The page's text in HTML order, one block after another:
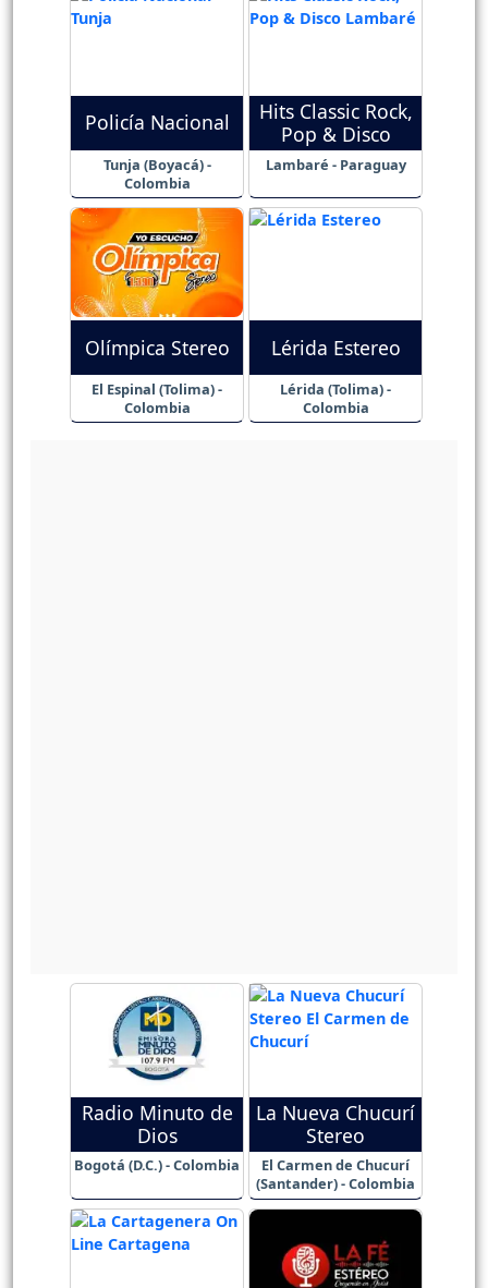
Policía Nacional
Tunja (Boyacá) -
Colombia
Hits Classic Rock,
Pop & Disco
Lambaré - Paraguay
Olímpica Stereo
El Espinal (Tolima) -
Colombia
Lérida Estereo
Lérida (Tolima) -
Colombia
Radio Minuto de
Dios
Bogotá (D.C.) - Colombia
La Nueva Chucurí
Stereo
El Carmen de Chucurí
(Santander) - Colombia